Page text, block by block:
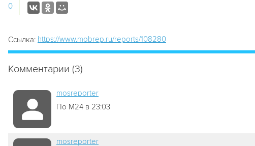
0
Ссылка: https://www.mobrep.ru/reports/108280
Комментарии (3)
mosreporter
По М24 в 23:03
mosreporter